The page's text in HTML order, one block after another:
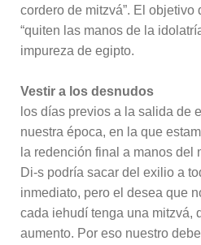
cordero de mitzvá”. El
“quiten las manos de la
impureza de egipto.
Vestir a los desnudos
los días previos a la salida de
nuestra época, en la que
la redención final a manos del
Di-s podría sacar del exilio a
inmediato, pero el desea que
cada iehudí tenga una mitzvá,
aumento. Por eso nuestro